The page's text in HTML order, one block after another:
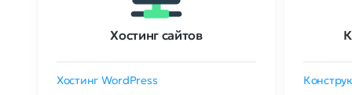
Хостинг сайтов
Хостинг WordPress